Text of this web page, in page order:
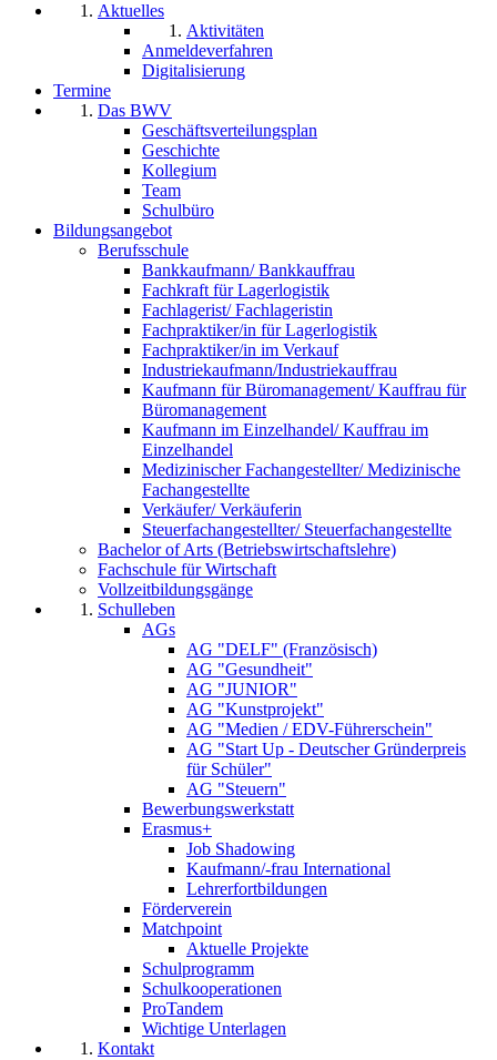
Aktuelles
Aktivitäten
Anmeldeverfahren
Digitalisierung
Termine
Das BWV
Geschäftsverteilungsplan
Geschichte
Kollegium
Team
Schulbüro
Bildungsangebot
Berufsschule
Bankkaufmann/ Bankkauffrau
Fachkraft für Lagerlogistik
Fachlagerist/ Fachlageristin
Fachpraktiker/in für Lagerlogistik
Fachpraktiker/in im Verkauf
Industriekaufmann/Industriekauffrau
Kaufmann für Büromanagement/ Kauffrau für
Büromanagement
Kaufmann im Einzelhandel/ Kauffrau im
Einzelhandel
Medizinischer Fachangestellter/ Medizinische
Fachangestellte
Verkäufer/ Verkäuferin
Steuerfachangestellter/ Steuerfachangestellte
Bachelor of Arts (Betriebswirtschaftslehre)
Fachschule für Wirtschaft
Vollzeitbildungsgänge
Schulleben
AGs
AG "DELF" (Französisch)
AG "Gesundheit"
AG "JUNIOR"
AG "Kunstprojekt"
AG "Medien / EDV-Führerschein"
AG "Start Up - Deutscher Gründerpreis
für Schüler"
AG "Steuern"
Bewerbungswerkstatt
Erasmus+
Job Shadowing
Kaufmann/-frau International
Lehrerfortbildungen
Förderverein
Matchpoint
Aktuelle Projekte
Schulprogramm
Schulkooperationen
ProTandem
Wichtige Unterlagen
Kontakt